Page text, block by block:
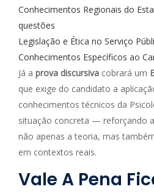
Conhecimentos Regionais do
questões
Legislação e Ética no Serviço
Conhecimentos Específicos ao
Já a prova discursiva cobrará um
que exige do candidato a
conhecimentos técnicos da
situação concreta — reforçando
não apenas a teoria, mas
em contextos reais.
Vale A Pena